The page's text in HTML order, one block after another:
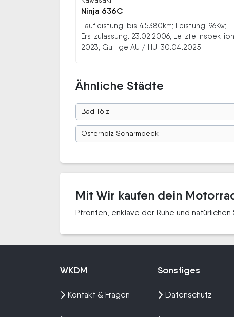
Ninja 636C
Laufleistung: bis 45380km; Leistung: 96Kw;
Erstzulassung: 23.02.2006; Letzte
2023; Gültige AU / HU: 30.04.2025
Ähnliche Städte
Bad Tölz
Osterholz Scharmbeck
Mit Wir kaufen dein
Pfronten, enklave der Ruhe und
WKDM
Kontakt & Fragen
Sonstiges
Datenschutz